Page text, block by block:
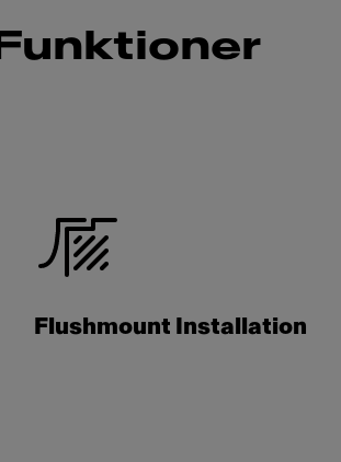
Funktioner
Flushmount Installation